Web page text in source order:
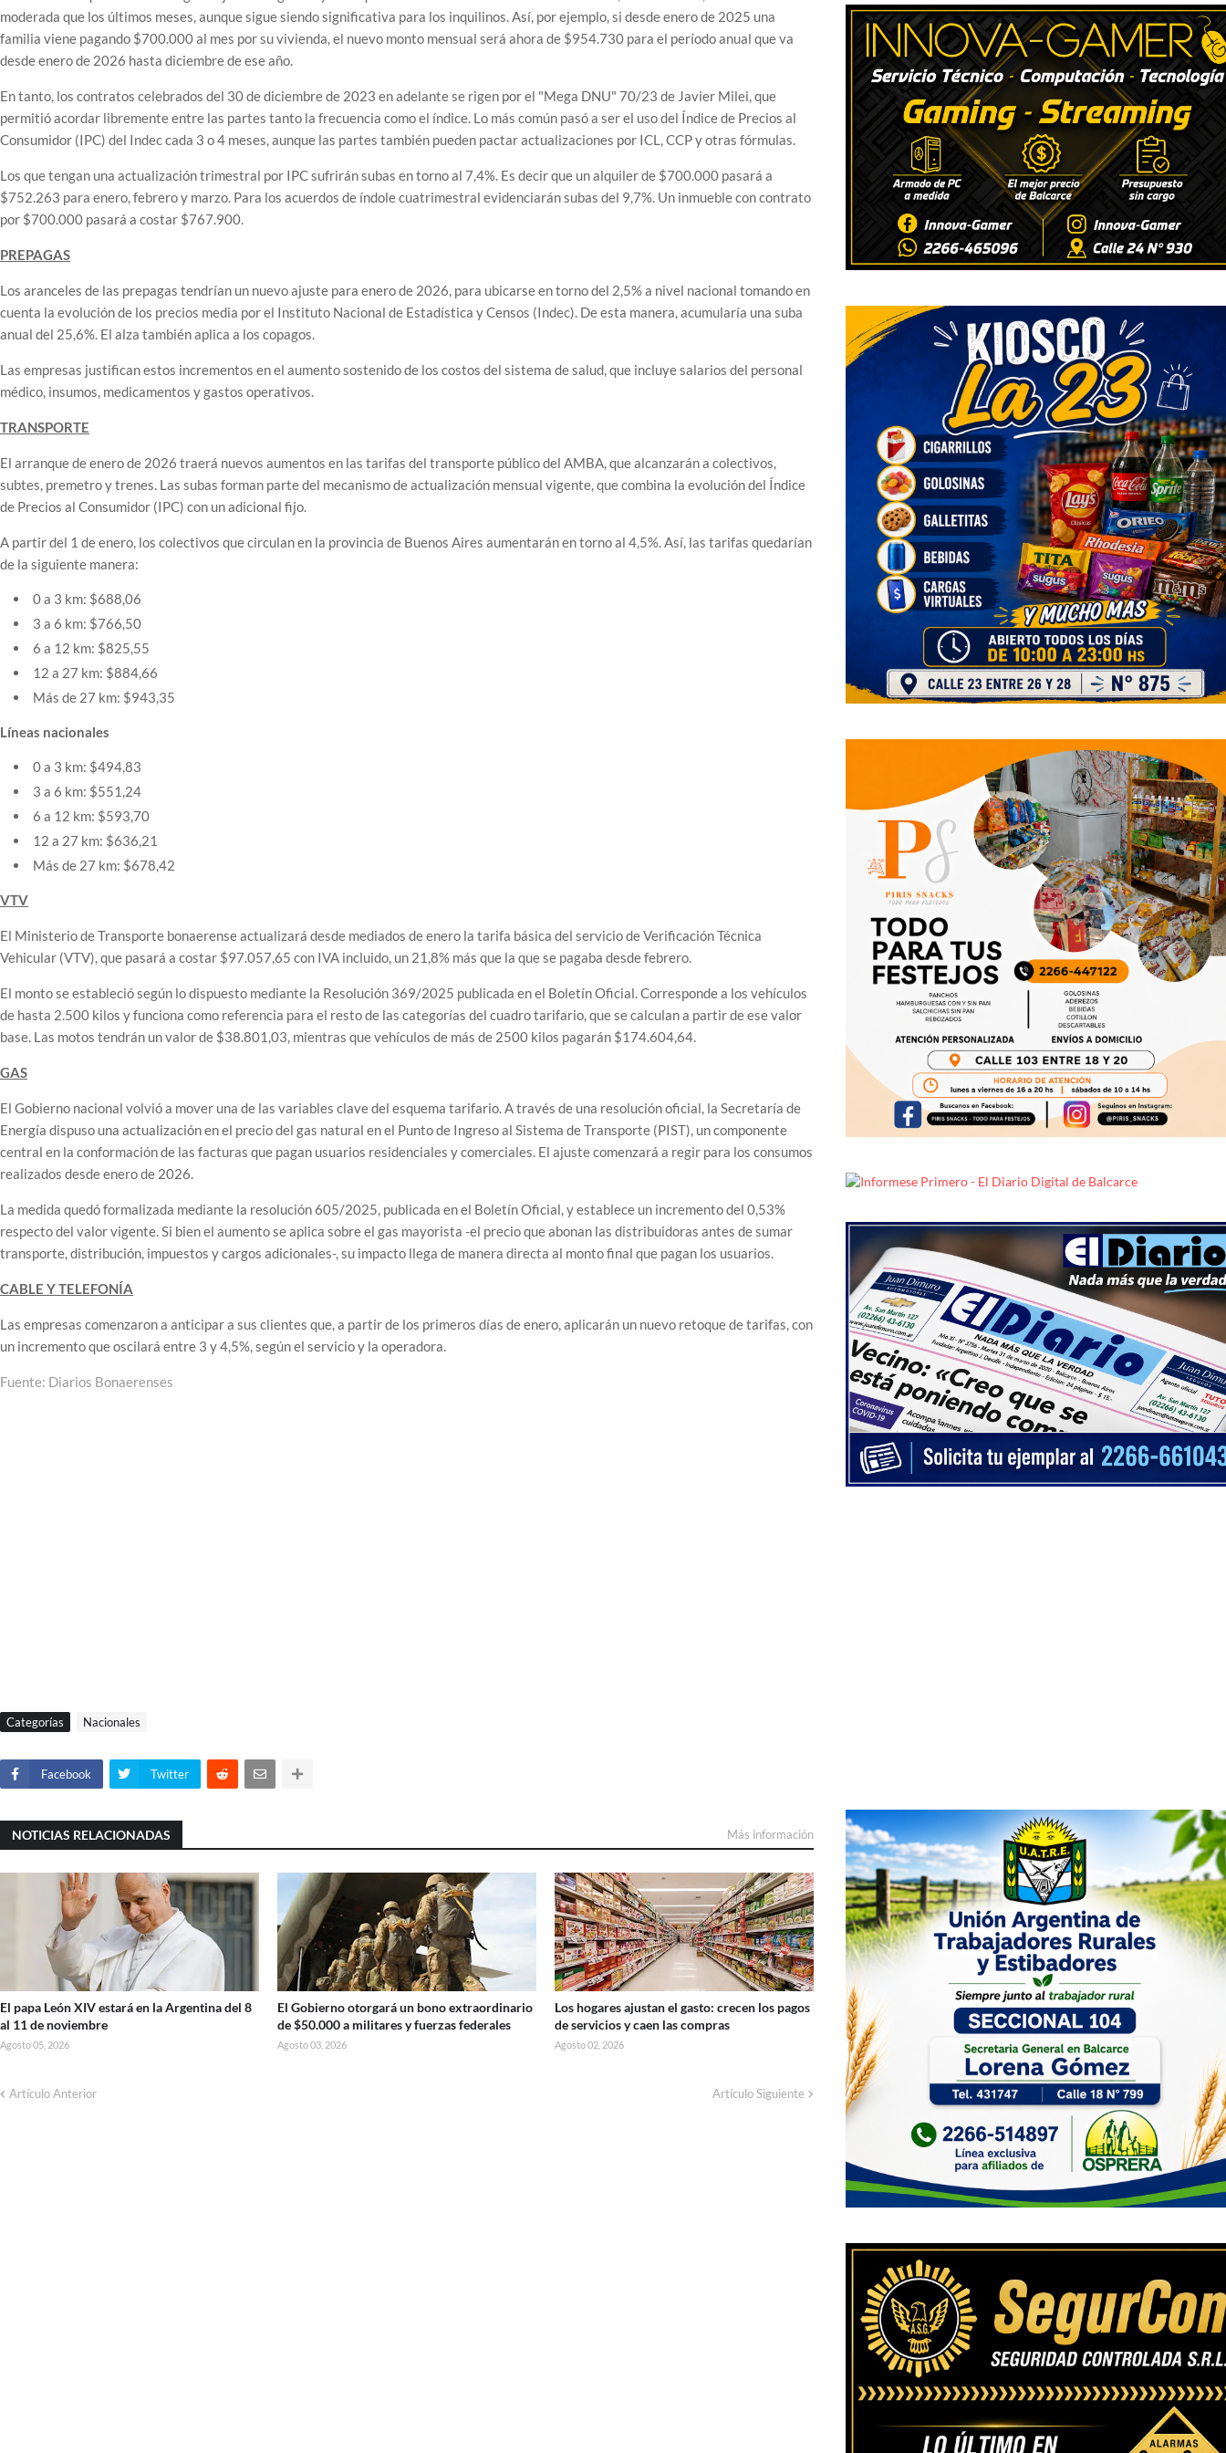
moderada que los últimos meses, aunque sigue siendo significativa para los inquilinos. Así, por ejemplo, si desde enero de 2025 una
familia viene pagando $700.000 al mes por su vivienda, el nuevo monto mensual será ahora de $954.730 para el período anual que va
desde enero de 2026 hasta diciembre de ese año.
En tanto, los contratos celebrados del 30 de diciembre de 2023 en adelante se rigen por el "Mega DNU" 70/23 de Javier Milei, que
permitió acordar libremente entre las partes tanto la frecuencia como el índice. Lo más común pasó a ser el uso del Índice de Precios al
Consumidor (IPC) del Indec cada 3 o 4 meses, aunque las partes también pueden pactar actualizaciones por ICL, CCP y otras fórmulas.
Los que tengan una actualización trimestral por IPC sufrirán subas en torno al 7,4%. Es decir que un alquiler de $700.000 pasará a
$752.263 para enero, febrero y marzo. Para los acuerdos de índole cuatrimestral evidenciarán subas del 9,7%. Un inmueble con contrato
por $700.000 pasará a costar $767.900.
PREPAGAS
Los aranceles de las prepagas tendrían un nuevo ajuste para enero de 2026, para ubicarse en torno del 2,5% a nivel nacional tomando en
cuenta la evolución de los precios media por el Instituto Nacional de Estadística y Censos (Indec). De esta manera, acumularía una suba
anual del 25,6%. El alza también aplica a los copagos.
Las empresas justifican estos incrementos en el aumento sostenido de los costos del sistema de salud, que incluye salarios del personal
médico, insumos, medicamentos y gastos operativos.
TRANSPORTE
El arranque de enero de 2026 traerá nuevos aumentos en las tarifas del transporte público del AMBA, que alcanzarán a colectivos,
subtes, premetro y trenes. Las subas forman parte del mecanismo de actualización mensual vigente, que combina la evolución del Índice
de Precios al Consumidor (IPC) con un adicional fijo.
A partir del 1 de enero, los colectivos que circulan en la provincia de Buenos Aires aumentarán en torno al 4,5%. Así, las tarifas quedarían
de la siguiente manera:
0 a 3 km: $688,06
3 a 6 km: $766,50
6 a 12 km: $825,55
12 a 27 km: $884,66
Más de 27 km: $943,35
Líneas nacionales
0 a 3 km: $494,83
3 a 6 km: $551,24
6 a 12 km: $593,70
12 a 27 km: $636,21
Más de 27 km: $678,42
VTV
El Ministerio de Transporte bonaerense actualizará desde mediados de enero la tarifa básica del servicio de Verificación Técnica
Vehicular (VTV), que pasará a costar $97.057,65 con IVA incluido, un 21,8% más que la que se pagaba desde febrero.
El monto se estableció según lo dispuesto mediante la Resolución 369/2025 publicada en el Boletín Oficial. Corresponde a los vehículos
de hasta 2.500 kilos y funciona como referencia para el resto de las categorías del cuadro tarifario, que se calculan a partir de ese valor
base. Las motos tendrán un valor de $38.801,03, mientras que vehículos de más de 2500 kilos pagarán $174.604,64.
GAS
El Gobierno nacional volvió a mover una de las variables clave del esquema tarifario. A través de una resolución oficial, la Secretaría de
Energía dispuso una actualización en el precio del gas natural en el Punto de Ingreso al Sistema de Transporte (PIST), un componente
central en la conformación de las facturas que pagan usuarios residenciales y comerciales. El ajuste comenzará a regir para los consumos
realizados desde enero de 2026.
La medida quedó formalizada mediante la resolución 605/2025, publicada en el Boletín Oficial, y establece un incremento del 0,53%
respecto del valor vigente. Si bien el aumento se aplica sobre el gas mayorista -el precio que abonan las distribuidoras antes de sumar
transporte, distribución, impuestos y cargos adicionales-, su impacto llega de manera directa al monto final que pagan los usuarios.
CABLE Y TELEFONÍA
Las empresas comenzaron a anticipar a sus clientes que, a partir de los primeros días de enero, aplicarán un nuevo retoque de tarifas, con
un incremento que oscilará entre 3 y 4,5%, según el servicio y la operadora.
Fuente: Diarios Bonaerenses
Categorías Nacionales
Facebook Twitter
NOTICIAS RELACIONADAS Más información
El papa León XIV estará en la Argentina del 8
al 11 de noviembre
Agosto 05, 2026
El Gobierno otorgará un bono extraordinario
de $50.000 a militares y fuerzas federales
Agosto 03, 2026
Los hogares ajustan el gasto: crecen los pagos
de servicios y caen las compras
Agosto 02, 2026
Artículo Anterior Artículo Siguiente